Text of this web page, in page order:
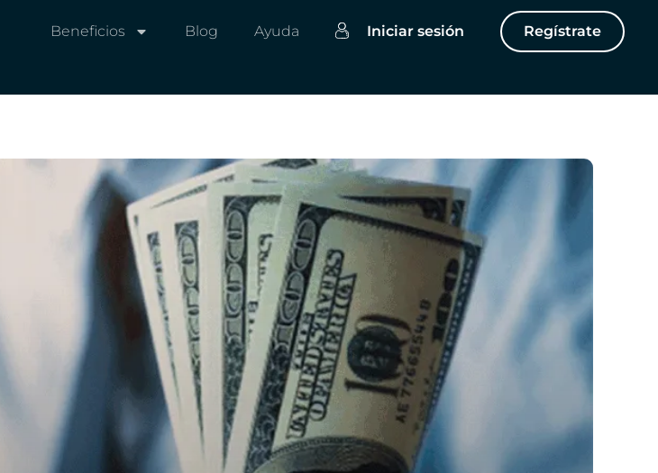
Beneficios Blog Ayuda Iniciar sesión Regístrate